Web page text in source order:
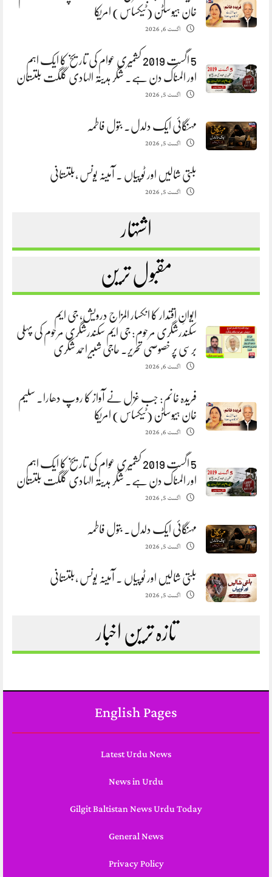
خان ہیوسٹن (ٹیکساس) امریکا
اگست 6, 2026
5 اگست 2019 کشمیری عوام کی تاریخ کا ایک اہم
اور المناک دن ہے. شگر ہدیتہ الہادی گلگت بلتستان
اگست 5, 2026
مہنگائی ایک دلدل. بتول فاطمہ
اگست 5, 2026
بلتی شالیں اور ٹوپیاں . آمینہ یونس ،بلتستانی
اگست 5, 2026
اشتہار
مقبول ترین
ایوانِ اقتدار کا انکسار المزاج درویش، جی ایم
سکندرشگری مرحوم: جی ایم سکندرشگری مرحوم کی پہلی
برسی پر خصوصی تحریر. حاجی شبیر احمد شگری
اگست 6, 2026
فریدہ خانم: جب غزل نے آواز کا روپ دھارا. سلیم
خان ہیوسٹن (ٹیکساس) امریکا
اگست 6, 2026
5 اگست 2019 کشمیری عوام کی تاریخ کا ایک اہم
اور المناک دن ہے. شگر ہدیتہ الہادی گلگت بلتستان
اگست 5, 2026
مہنگائی ایک دلدل. بتول فاطمہ
اگست 5, 2026
بلتی شالیں اور ٹوپیاں . آمینہ یونس ،بلتستانی
اگست 5, 2026
تازہ ترین اخبار
English Pages
Latest Urdu News
News in Urdu
Gilgit Baltistan News Urdu Today
General News
Privacy Policy